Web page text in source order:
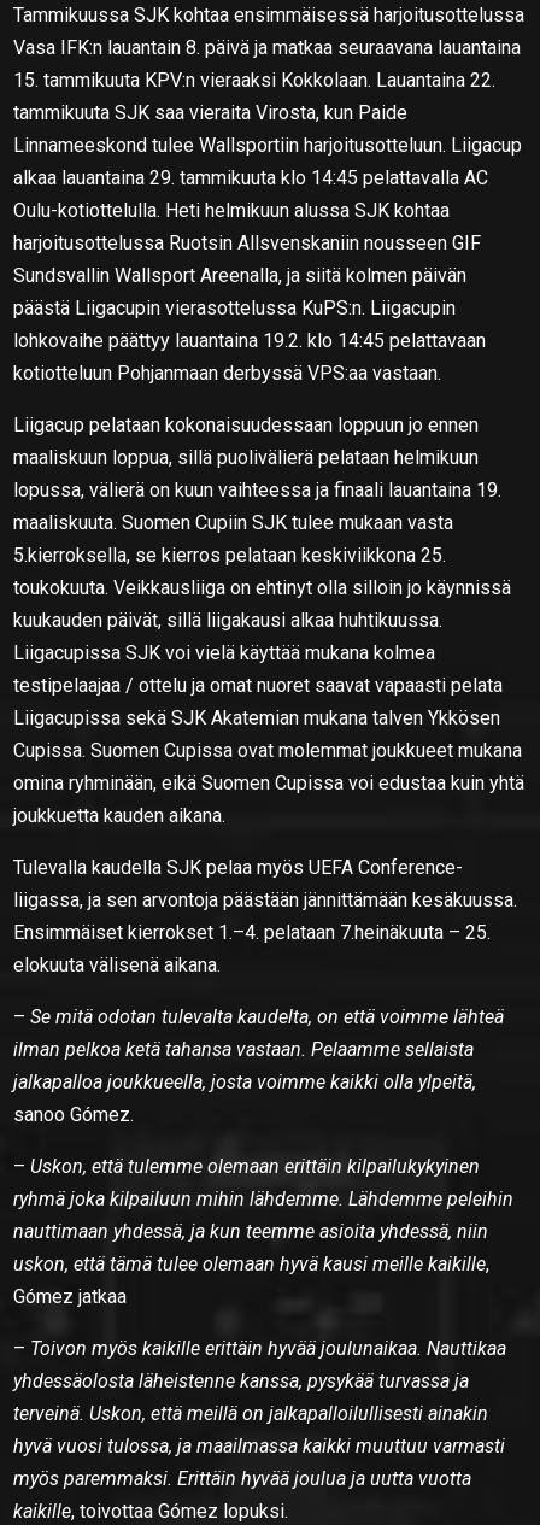
Tammikuussa SJK kohtaa ensimmäisessä harjoitusottelussa
Vasa IFK:n lauantain 8. päivä ja matkaa seuraavana lauantaina
15. tammikuuta KPV:n vieraaksi Kokkolaan. Lauantaina 22.
tammikuuta SJK saa vieraita Virosta, kun Paide
Linnameeskond tulee Wallsportiin harjoitusotteluun. Liigacup
alkaa lauantaina 29. tammikuuta klo 14:45 pelattavalla AC
Oulu-kotiottelulla. Heti helmikuun alussa SJK kohtaa
harjoitusottelussa Ruotsin Allsvenskaniin nousseen GIF
Sundsvallin Wallsport Areenalla, ja siitä kolmen päivän
päästä Liigacupin vierasottelussa KuPS:n. Liigacupin
lohkovaihe päättyy lauantaina 19.2. klo 14:45 pelattavaan
kotiotteluun Pohjanmaan derbyssä VPS:aa vastaan.
Liigacup pelataan kokonaisuudessaan loppuun jo ennen
maaliskuun loppua, sillä puolivälierä pelataan helmikuun
lopussa, välierä on kuun vaihteessa ja finaali lauantaina 19.
maaliskuuta. Suomen Cupiin SJK tulee mukaan vasta
5.kierroksella, se kierros pelataan keskiviikkona 25.
toukokuuta. Veikkausliiga on ehtinyt olla silloin jo käynnissä
kuukauden päivät, sillä liigakausi alkaa huhtikuussa.
Liigacupissa SJK voi vielä käyttää mukana kolmea
testipelaajaa / ottelu ja omat nuoret saavat vapaasti pelata
Liigacupissa sekä SJK Akatemian mukana talven Ykkösen
Cupissa. Suomen Cupissa ovat molemmat joukkueet mukana
omina ryhminään, eikä Suomen Cupissa voi edustaa kuin yhtä
joukkuetta kauden aikana.
Tulevalla kaudella SJK pelaa myös UEFA Conference-
liigassa, ja sen arvontoja päästään jännittämään kesäkuussa.
Ensimmäiset kierrokset 1.–4. pelataan 7.heinäkuuta – 25.
elokuuta välisenä aikana.
–Se mitä odotan tulevalta kaudelta, on että voimme lähteä
ilman pelkoa ketä tahansa vastaan. Pelaamme sellaista
jalkapalloa joukkueella, josta voimme kaikki olla ylpeitä,
sanoo Gómez.
– Uskon, että tulemme olemaan erittäin kilpailukykyinen
ryhmä joka kilpailuun mihin lähdemme. Lähdemme peleihin
nauttimaan yhdessä, ja kun teemme asioita yhdessä, niin
uskon, että tämä tulee olemaan hyvä kausi meille kaikille,
Gómez jatkaa
– Toivon myös kaikille erittäin hyvää joulunaikaa. Nauttikaa
yhdessäolosta läheistenne kanssa, pysykää turvassa ja
terveinä. Uskon, että meillä on jalkapalloilullisesti ainakin
hyvä vuosi tulossa, ja maailmassa kaikki muuttuu varmasti
myös paremmaksi. Erittäin hyvää joulua ja uutta vuotta
kaikille, toivottaa Gómez lopuksi.